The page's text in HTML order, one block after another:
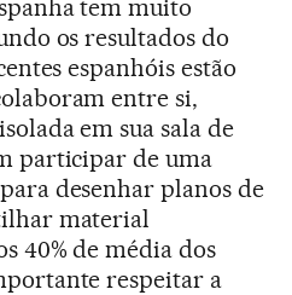
tem muito
os resultados do
espanhóis estão
entre si,
em sua sala de
participar de uma
desenhar planos de
material
40% de média dos
respeitar a